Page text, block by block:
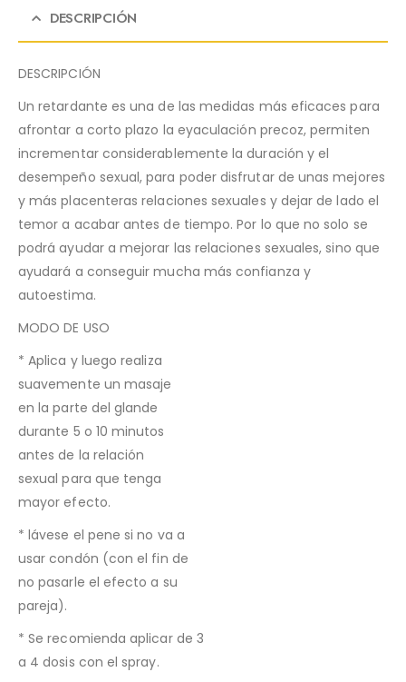
DESCRIPCIÓN
DESCRIPCIÓN
Un retardante es una de las medidas más eficaces para
afrontar a corto plazo la eyaculación precoz, permiten
incrementar considerablemente la duración y el
desempeño sexual, para poder disfrutar de unas mejores
y más placenteras relaciones sexuales y dejar de lado el
temor a acabar antes de tiempo. Por lo que no solo se
podrá ayudar a mejorar las relaciones sexuales, sino que
ayudará a conseguir mucha más confianza y
autoestima.
MODO DE USO
* Aplica y luego realiza
suavemente un masaje
en la parte del glande
durante 5 o 10 minutos
antes de la relación
sexual para que tenga
mayor efecto.
* lávese el pene si no va a
usar condón (con el fin de
no pasarle el efecto a su
pareja).
* Se recomienda aplicar de 3
a 4 dosis con el spray.